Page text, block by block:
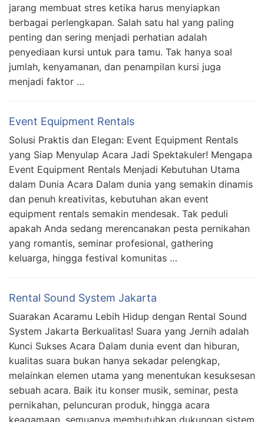
jarang membuat stres ketika harus menyiapkan
berbagai perlengkapan. Salah satu hal yang paling
penting dan sering menjadi perhatian adalah
penyediaan kursi untuk para tamu. Tak hanya soal
jumlah, kenyamanan, dan penampilan kursi juga
menjadi faktor …
Event Equipment Rentals
Solusi Praktis dan Elegan: Event Equipment Rentals
yang Siap Menyulap Acara Jadi Spektakuler! Mengapa
Event Equipment Rentals Menjadi Kebutuhan Utama
dalam Dunia Acara Dalam dunia yang semakin dinamis
dan penuh kreativitas, kebutuhan akan event
equipment rentals semakin mendesak. Tak peduli
apakah Anda sedang merencanakan pesta pernikahan
yang romantis, seminar profesional, gathering
keluarga, hingga festival komunitas …
Rental Sound System Jakarta
Suarakan Acaramu Lebih Hidup dengan Rental Sound
System Jakarta Berkualitas! Suara yang Jernih adalah
Kunci Sukses Acara Dalam dunia event dan hiburan,
kualitas suara bukan hanya sekadar pelengkap,
melainkan elemen utama yang menentukan kesuksesan
sebuah acara. Baik itu konser musik, seminar, pesta
pernikahan, peluncuran produk, hingga acara